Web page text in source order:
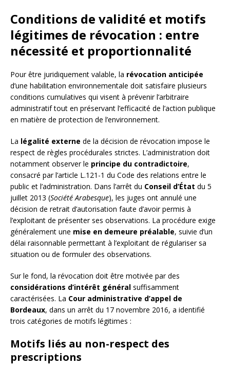
Conditions de validité et motifs
légitimes de révocation : entre
nécessité et proportionnalité
Pour être juridiquement valable, la révocation anticipée
d’une habilitation environnementale doit satisfaire plusieurs
conditions cumulatives qui visent à prévenir l’arbitraire
administratif tout en préservant l’efficacité de l’action publique
en matière de protection de l’environnement.
La légalité externe de la décision de révocation impose le
respect de règles procédurales strictes. L’administration doit
notamment observer le principe du contradictoire,
consacré par l’article L.121-1 du Code des relations entre le
public et l’administration. Dans l’arrêt du Conseil d’État du 5
juillet 2013 (Société Arabesque), les juges ont annulé une
décision de retrait d’autorisation faute d’avoir permis à
l’exploitant de présenter ses observations. La procédure exige
généralement une mise en demeure préalable, suivie d’un
délai raisonnable permettant à l’exploitant de régulariser sa
situation ou de formuler des observations.
Sur le fond, la révocation doit être motivée par des
considérations d’intérêt général suffisamment
caractérisées. La Cour administrative d’appel de
Bordeaux, dans un arrêt du 17 novembre 2016, a identifié
trois catégories de motifs légitimes :
Motifs liés au non-respect des
prescriptions